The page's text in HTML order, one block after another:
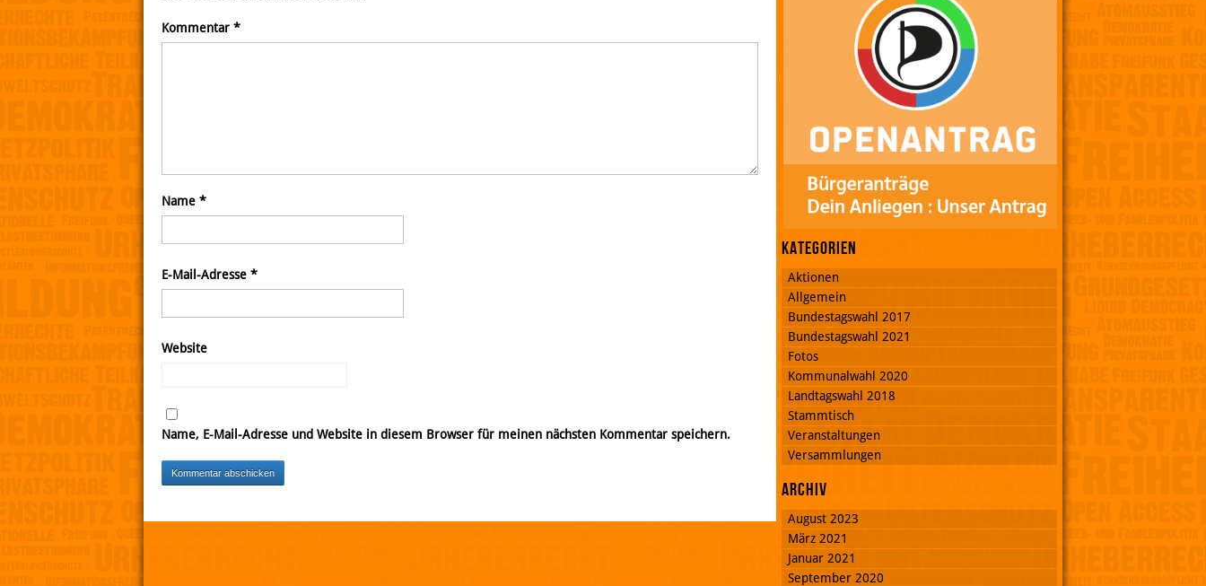
Kommentar *
Name *
E-Mail-Adresse *
Website
Name, E-Mail-Adresse und Website in diesem Browser für meinen nächsten Kommentar speichern.
Kategorien
Aktionen
Allgemein
Bundestagswahl 2017
Bundestagswahl 2021
Fotos
Kommunalwahl 2020
Landtagswahl 2018
Stammtisch
Veranstaltungen
Versammlungen
Archiv
August 2023
März 2021
Januar 2021
September 2020